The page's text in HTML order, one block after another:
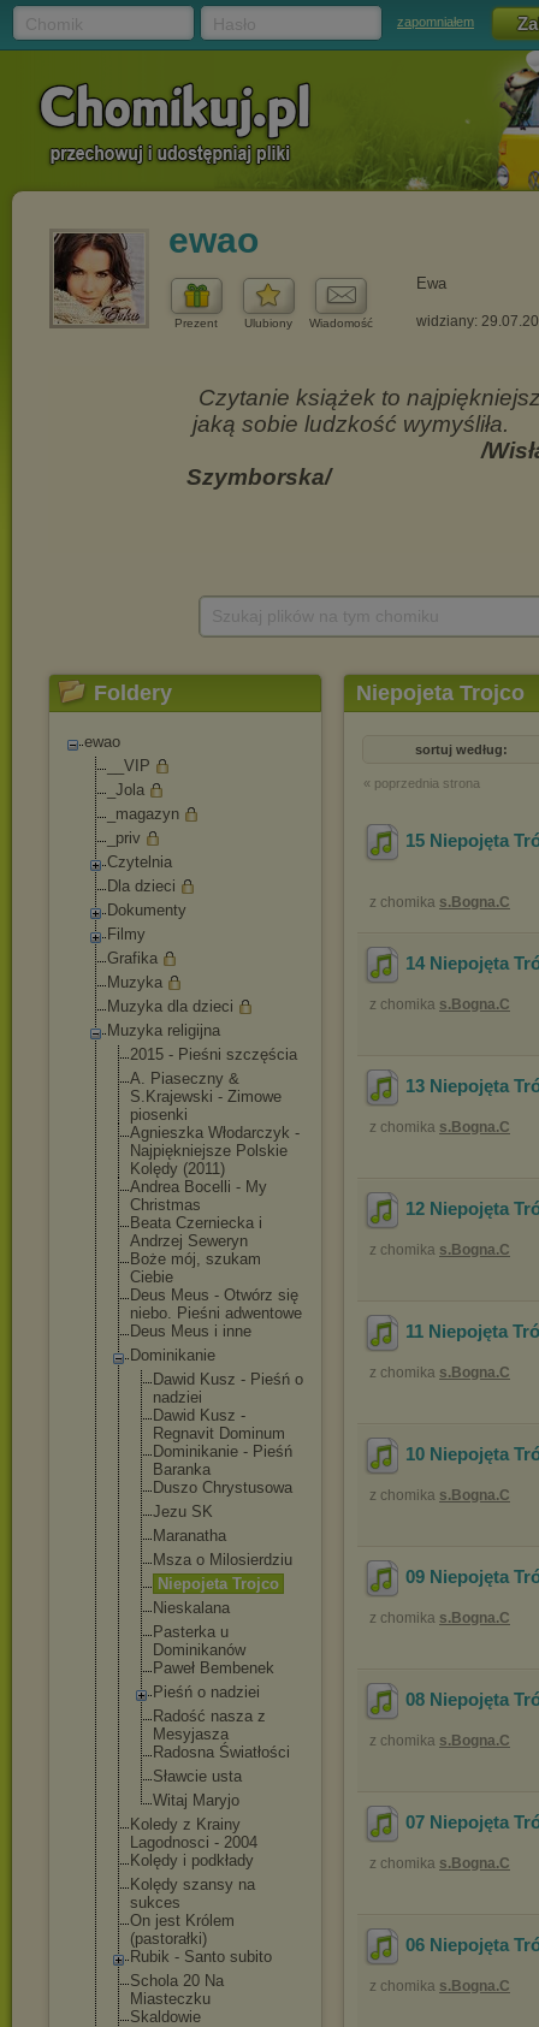
zapomniałem
ewao
Prezent Ulubiony Wiadomość
Ewa
widziany:
Foldery
ewao
__VIP
_Jola
_magazyn
_priv
Czytelnia
Dla dzieci
Dokumenty
Filmy
Grafika
Muzyka
Muzyka dla dzieci
Muzyka religijna
2015 - Pieśni szczęścia
A. Piaseczny &
S.Krajewski - Zimowe
piosenki
Agnieszka Włodarczyk -
Najpiękniejsze Polskie
Kolędy (2011)
Andrea Bocelli - My
Christmas
Beata Czerniecka i
Andrzej Seweryn
Boże mój, szukam
Ciebie
Deus Meus - Otwórz się
niebo. Pieśni adwentowe
Deus Meus i inne
Dominikanie
Dawid Kusz - Pieśń o
nadziei
Dawid Kusz -
Regnavit Dominum
Dominikanie - Pieśń
Baranka
Duszo Chrystusowa
Jezu SK
Maranatha
Msza o Milosierdziu
Niepojeta Trojco
Nieskalana
Pasterka u
Dominikanów
Paweł Bembenek
Pieśń o nadziei
Radość nasza z
Mesyjasza
Radosna Światłości
Sławcie usta
Witaj Maryjo
Koledy z Krainy
Lagodnosci - 2004
Kolędy i podkłady
Kolędy szansy na
sukces
On jest Królem
(pastorałki)
Rubik - Santo subito
Schola 20 Na
Miasteczku
Skaldowie
Niepojeta Trojco
sortuj według:
« poprzednia strona
15 Niepojęta
z chomika s.Bogna.C
14 Niepojęta
z chomika s.Bogna.C
13 Niepojęta
z chomika s.Bogna.C
12 Niepojęta
z chomika s.Bogna.C
11 Niepojęta
z chomika s.Bogna.C
10 Niepojęta
z chomika s.Bogna.C
09 Niepojęta
z chomika s.Bogna.C
08 Niepojęta
z chomika s.Bogna.C
07 Niepojęta
z chomika s.Bogna.C
06 Niepojęta
z chomika s.Bogna.C